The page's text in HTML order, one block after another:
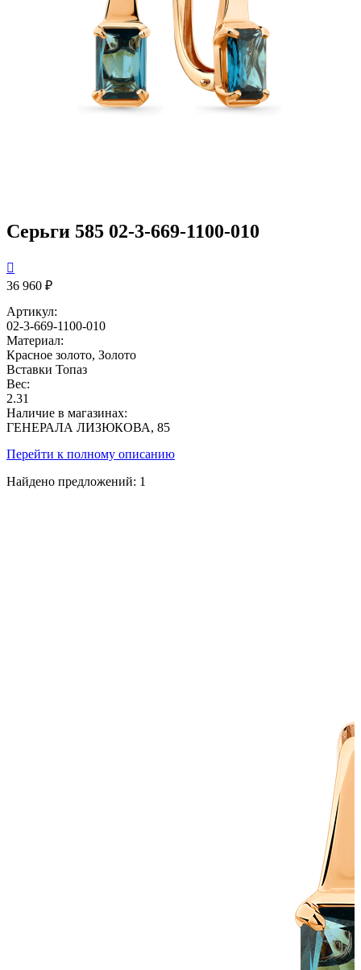
Серьги 585 02-3-669-1100-010

36 960 ₽
Артикул:
02-3-669-1100-010
Материал:
Красное золото, Золото
Вставки Топаз
Вес:
2.31
Наличие в магазинах:
ГЕНЕРАЛА ЛИЗЮКОВА, 85
Перейти к полному описанию
Найдено предложений: 1